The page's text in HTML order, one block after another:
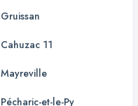
Gruissan
Cahuzac 11
Mayreville
Pécharic-et-le-Py